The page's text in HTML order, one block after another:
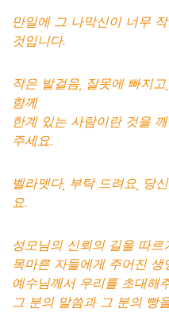
만일에 그 나막신이 너무
것입니다.
작은 발걸음, 잘못에 빠지
함께
한계 있는 사람이란 것을
주세요.
벨라뎃다, 부탁 드려요, 당
요.
성모님의 신뢰의 길을 따르
목마른 자들에게 주어진 생
예수님께서 우리를 초대해
그 분의 말씀과 그 분의 빵